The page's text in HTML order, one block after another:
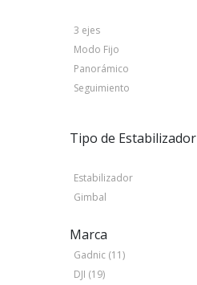
3 ejes
Modo Fijo
Panorámico
Seguimiento
Tipo de Estabilizador
Estabilizador
Gimbal
Marca
Gadnic (11)
DJI (19)